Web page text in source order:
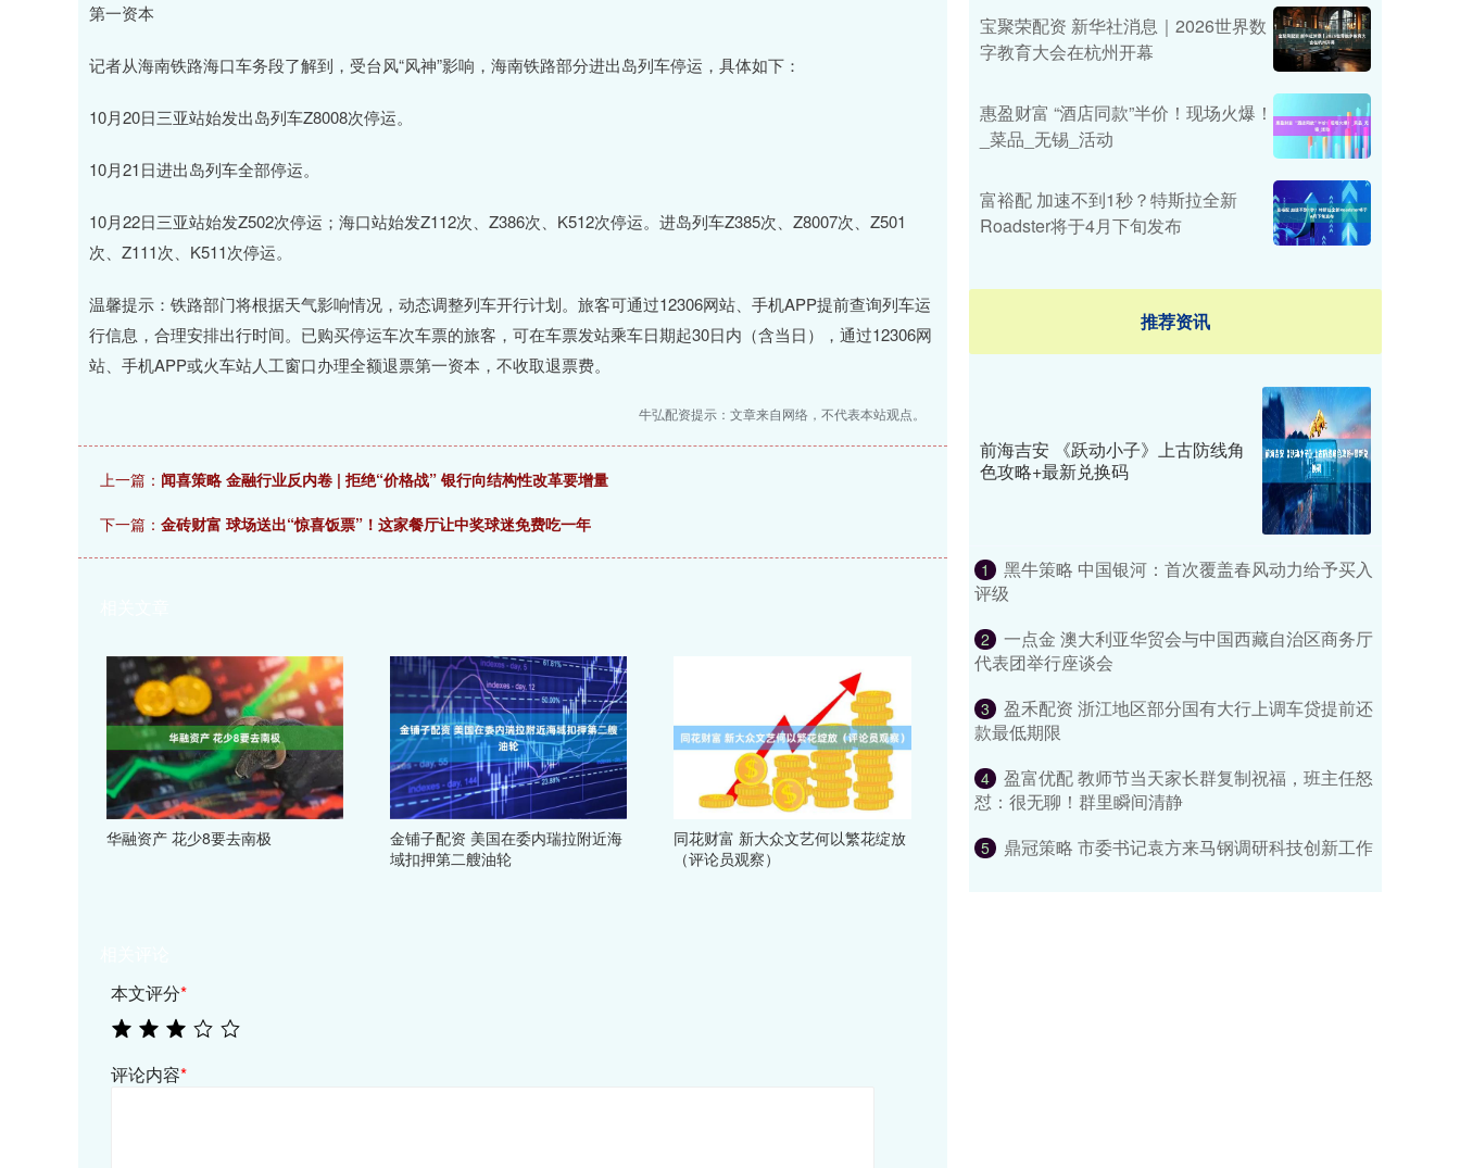
第一资本
记者从海南铁路海口车务段了解到，受台风“风神”影响，海南铁路部分进出岛列车停运，具体如下：
10月20日三亚站始发出岛列车Z8008次停运。
10月21日进出岛列车全部停运。
10月22日三亚站始发Z502次停运；海口站始发Z112次、Z386次、K512次停运。进岛列车Z385次、Z8007次、Z501
次、Z111次、K511次停运。
温馨提示：铁路部门将根据天气影响情况，动态调整列车开行计划。旅客可通过12306网站、手机APP提前查询列车运
行信息，合理安排出行时间。已购买停运车次车票的旅客，可在车票发站乘车日期起30日内（含当日），通过12306网
站、手机APP或火车站人工窗口办理全额退票第一资本，不收取退票费。
牛弘配资提示：文章来自网络，不代表本站观点。
上一篇： 闻喜策略 金融行业反内卷 | 拒绝“价格战” 银行向结构性改革要增量
下一篇： 金砖财富 球场送出“惊喜饭票”！这家餐厅让中奖球迷免费吃一年
华融资产 花少8要去南极
金铺子配资 美国在委内瑞拉附近海
域扣押第二艘油轮
同花财富 新大众文艺何以繁花绽放
（评论员观察）
本文评分*
评论内容*
宝聚荣配资 新华社消息｜2026世界数
字教育大会在杭州开幕
惠盈财富 “酒店同款”半价！现场火爆！
_菜品_无锡_活动
富裕配 加速不到1秒？特斯拉全新
Roadster将于4月下旬发布
推荐资讯
前海吉安 《跃动小子》上古防线角
色攻略+最新兑换码
1
黑牛策略 中国银河：首次覆盖春风动力给予买入
评级
2
一点金 澳大利亚华贸会与中国西藏自治区商务厅
代表团举行座谈会
3
盈禾配资 浙江地区部分国有大行上调车贷提前还
款最低期限
4
盈富优配 教师节当天家长群复制祝福，班主任怒
怼：很无聊！群里瞬间清静
5 鼎冠策略 市委书记袁方来马钢调研科技创新工作